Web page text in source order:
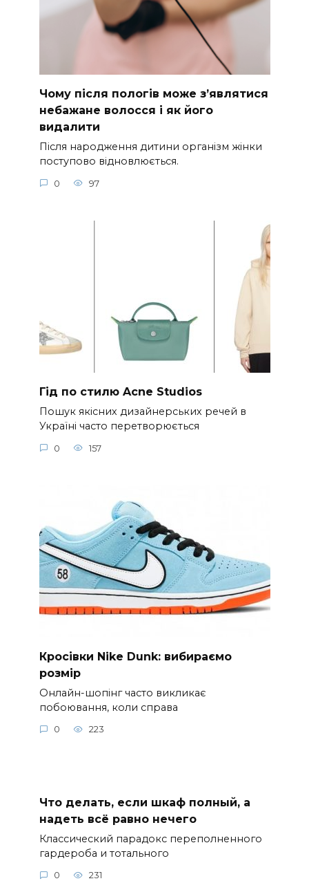
Чому після пологів може з’являтися
небажане волосся і як його
видалити
Після народження дитини організм жінки
поступово відновлюється.
0 97
Гід по стилю Acne Studios
Пошук якісних дизайнерських речей в
Україні часто перетворюється
0 157
Кросівки Nike Dunk: вибираємо
розмір
Онлайн-шопінг часто викликає
побоювання, коли справа
0 223
Что делать, если шкаф полный, а
надеть всё равно нечего
Классический парадокс переполненного
гардероба и тотального
0 231